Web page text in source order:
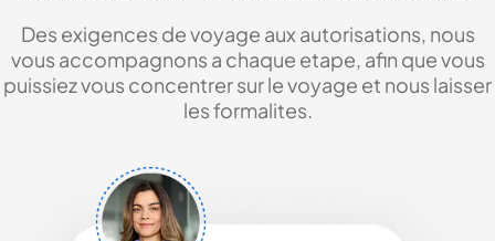
Des exigences de voyage aux autorisations, nous
vous accompagnons a chaque etape, afin que vous
puissiez vous concentrer sur le voyage et nous laisser
les formalites.